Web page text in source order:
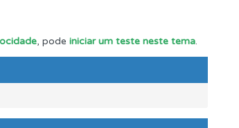
, pode iniciar um teste neste tema.